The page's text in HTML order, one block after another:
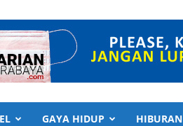
GAYA HIDUP HIBURAN